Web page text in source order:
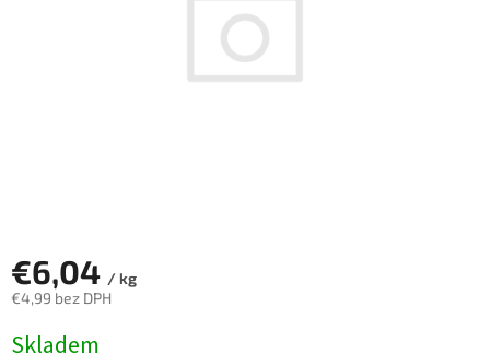
€6,04 / kg
€4,99 bez DPH
cena:
Skladem